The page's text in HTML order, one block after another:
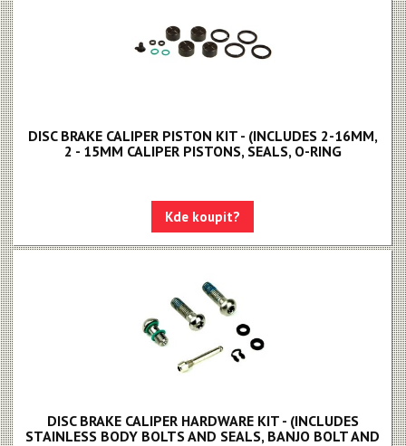
DISC BRAKE CALIPER PISTON KIT - (INCLUDES 2-16MM,
2 - 15MM CALIPER PISTONS, SEALS, O-RING
Kde koupit?
DISC BRAKE CALIPER HARDWARE KIT - (INCLUDES
STAINLESS BODY BOLTS AND SEALS, BANJO BOLT AND